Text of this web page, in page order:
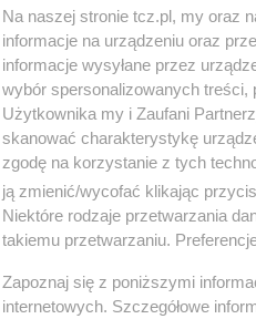
Na naszej stronie tcz.pl, my oraz
informacje na urządzeniu oraz
informacje wysyłane przez
wybór spersonalizowanych treści,
Użytkownika my i Zaufani
skanować charakterystykę
zgodę na korzystanie z tych
ją zmienić/wycofać klikając
Niektóre rodzaje przetwarzania
takiemu przetwarzaniu.
Zapoznaj się z poniższymi
internetowych. Szczegółowe